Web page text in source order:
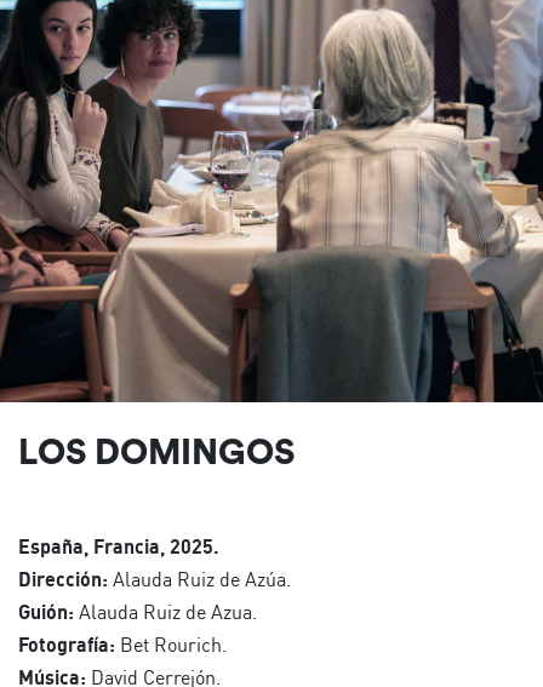
LOS DOMINGOS
España, Francia, 2025.
Dirección: Alauda Ruiz de Azúa.
Guión: Alauda Ruiz de Azua.
Fotografía: Bet Rourich.
Música: David Cerrejón.